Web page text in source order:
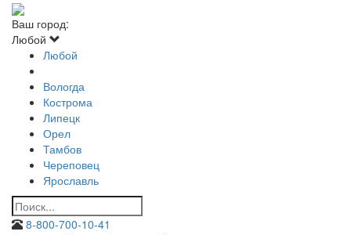
Ваш город:
Любой
Любой
Вологда
Кострома
Липецк
Орел
Тамбов
Череповец
Ярославль
8-800-700-10-41